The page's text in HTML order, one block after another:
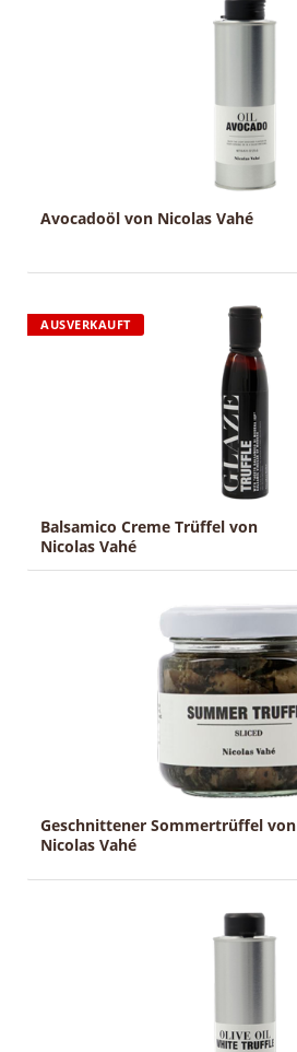
Avocadoöl von Nicolas Vahé
AUSVERKAUFT
Balsamico Creme Trüffel von
Nicolas Vahé
Geschnittener Sommertrüffel von
Nicolas Vahé